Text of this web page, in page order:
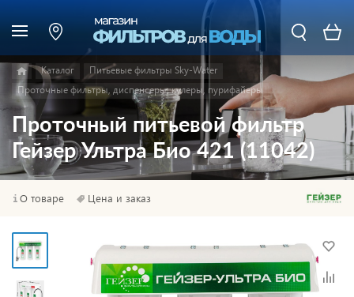
Каталог
Питьевые фильтры Sky-Water
Проточные фильтры, диспенсеры, кулеры, пурифайеры
Проточный питьевой фильтр
Гейзер Ультра Био 421 (11042)
О товаре Цена и заказ